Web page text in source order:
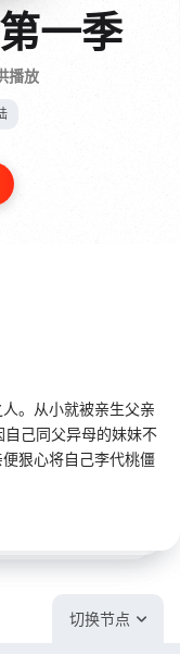
一季
播放
。从小就被亲生父亲
己同父异母的妹妹不
狠心将自己李代桃僵
切换节点